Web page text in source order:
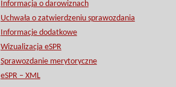
Informacja o darowiznach
Uchwała o zatwierdzeniu sprawozdania
Informacje dodatkowe
Wizualizacja eSPR
Sprawozdanie merytoryczne
eSPR – XML